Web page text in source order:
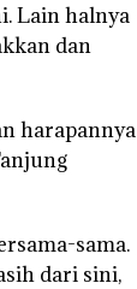
Lain halnya
dan
harapannya
sama.
dari sini,